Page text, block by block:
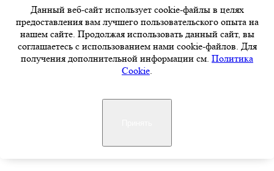
упоминаются исключительно для справок.
Компания ООО «МАСАМ-ГРУПП» и торговая марка MASAM©
никоим образом не связана с вышеуказанными производителями и
зарегистрированными ими товарными знаками.
Данный веб-сайт использует cookie-файлы в целях
предоставления вам лучшего пользовательского опыта на
нашем сайте. Продолжая использовать данный сайт, вы
соглашаетесь с использованием нами cookie-файлов. Для
получения дополнительной информации см. Политика
Cookie.